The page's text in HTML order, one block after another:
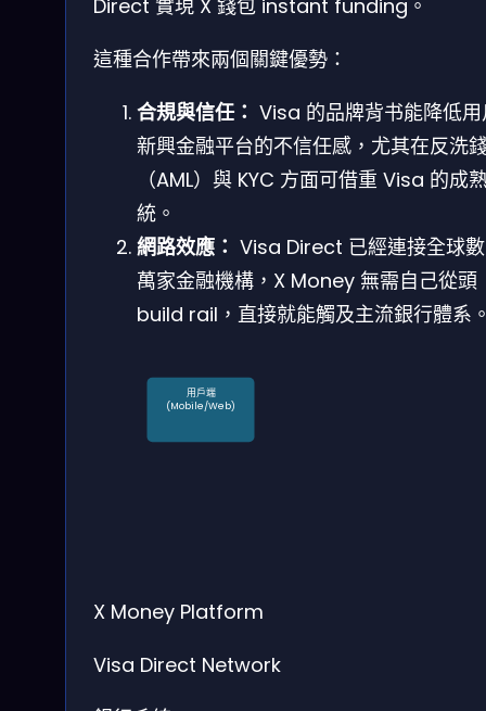
Direct 實現 X 錢包 instant funding。
這種合作帶來兩個關鍵優勢：
合規與信任： Visa 的品牌背书能降低
新興金融平台的不信任感，尤其在反洗
（AML）與 KYC 方面可借重 Visa 的成
統。
網路效應： Visa Direct 已經連接全球
萬家金融機構，X Money 無需自己從頭
build rail，直接就能觸及主流銀行體系
用戶端
(Mobile/Web)
X Money Platform
Visa Direct Network